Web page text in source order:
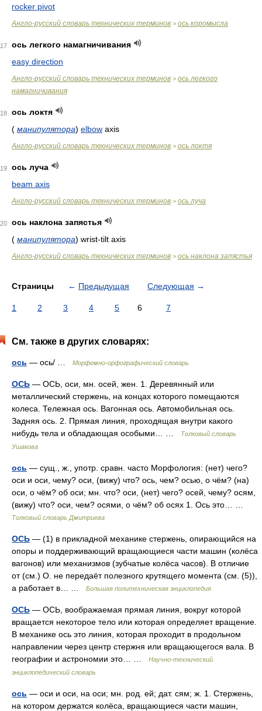
rocker pivot
Англо-русский словарь технических терминов > ось коромысла
ось легкого намагничивания
easy direction
Англо-русский словарь технических терминов > ось легкого
намагничивания
ось локтя
( манипулятора) elbow axis
Англо-русский словарь технических терминов > ось локтя
ось луча
beam axis
Англо-русский словарь технических терминов > ось луча
ось наклона запястья
( манипулятора) wrist-tilt axis
Англо-русский словарь технических терминов > ось наклона запястья
Страницы ← Предыдущая Следующая →
1 2 3 4 5 6 7
См. также в других словарях:
ось — ось/ … Морфемно-орфографический словарь
ОСЬ — ОСЬ, оси, мн. осей, жен. 1. Деревянный или
металлический стержень, на концах которого помещаются
колеса. Тележная ось. Вагонная ось. Автомобильная ось.
Задняя ось. 2. Прямая линия, проходящая внутри какого
нибудь тела и обладающая особыми… …
Толковый словарь
Ушакова
ось — сущ., ж., употр. сравн. часто Морфология: (нет) чего?
оси и оси, чему? оси, (вижу) что? ось, чем? осью, о чём? (на)
оси, о чём? об оси; мн. что? оси, (нет) чего? осей, чему? осям,
(вижу) что? оси, чем? осями, о чём? об осях 1. Ось это… …
Толковый словарь Дмитриева
ОСЬ — (1) в прикладной механике стержень, опирающийся на
опоры и поддерживающий вращающиеся части машин (колёса
вагонов) или механизмов (зубчатые колёса часов). В отличие
от (см.) О. не передаёт полезного крутящего момента (см. (5)),
а работает в… …
Большая политехническая энциклопедия
ОСЬ — ОСЬ, воображаемая прямая линия, вокруг которой
вращается некоторое тело или которая определяет вращение.
В механике ось это линия, которая проходит в продольном
направлении через центр стержня или вращающегося вала. В
географии и астрономии это… …
Научно-технический
энциклопедический словарь
ось — оси и оси, на оси; мн. род. ей; дат. сям; ж. 1. Стержень,
на котором держатся колёса, вращающиеся части машин,